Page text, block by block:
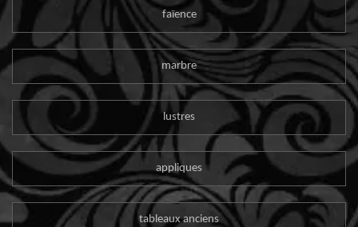
faïence
marbre
lustres
appliques
tableaux anciens